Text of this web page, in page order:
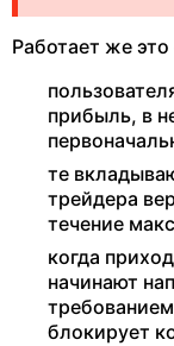
Работает же
прибыль, в
те
трейдера
течение
когда
начинают
блокирует